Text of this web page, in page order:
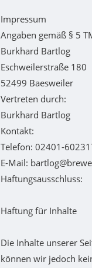
Impressum
Angaben gemäß § 5
Burkhard Bartlog
Eschweilerstraße 180
52499 Baesweiler
Vertreten durch:
Burkhard Bartlog
Kontakt:
Telefon: 02401-
E-Mail:
Haftungsausschluss:
Haftung für Inhalte
Die Inhalte unserer
können wir jedoch